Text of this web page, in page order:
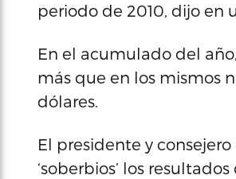
periodo de 2010, dijo en
En el acumulado del
más que en los mismos
dólares.
El presidente y
‘soberbios’ los